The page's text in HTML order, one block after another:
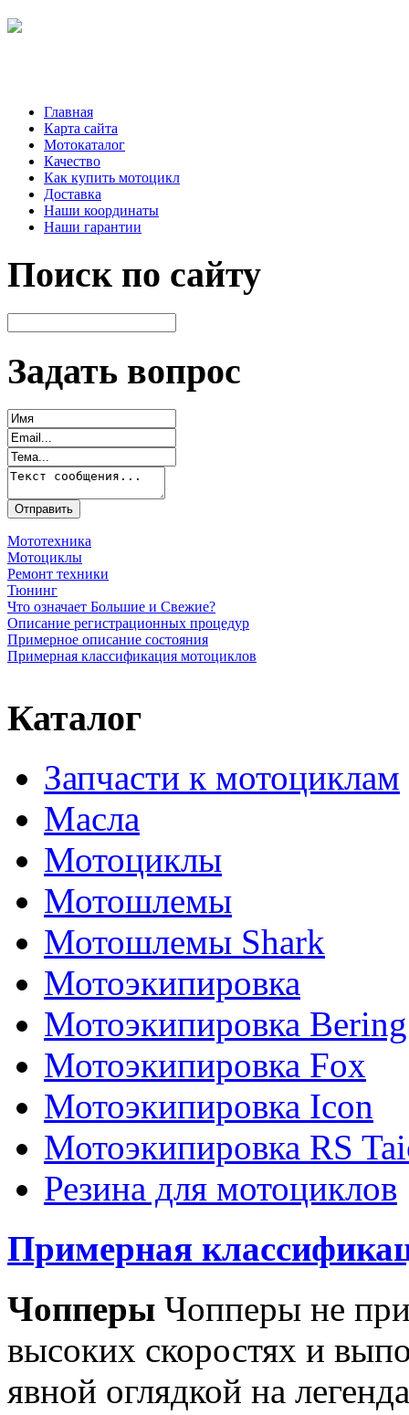
Главная
Карта сайта
Мотокаталог
Качество
Как купить мотоцикл
Доставка
Наши координаты
Наши гарантии
Поиск по сайту
Задать вопрос
Мототехника
Мотоциклы
Ремонт техники
Тюнинг
Что означает Большие и Свежие?
Описание регистрационных процедур
Примерное описание состояния
Примерная классификация мотоциклов
Каталог
Запчасти к мотоциклам
Масла
Мотоциклы
Мотошлемы
Мотошлемы Shark
Мотоэкипировка
Мотоэкипировка Bering
Мотоэкипировка Fox
Мотоэкипировка Icon
Мотоэкипировка RS
Резина для мотоциклов
Примерная
Чопперы Чопперы не
высоких скоростях и
явной оглядкой на